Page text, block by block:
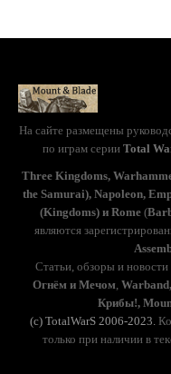
На сайте размещены
по играм серии Total
Three Kingdoms,
the Samurai), Napoleon,
(Kingdoms) и Rome (
являются
Статьи, обзоры и новости
Огнём и Мечом
Крибы!,
(с) TotalWarS 2006-2023.
только при наличии в